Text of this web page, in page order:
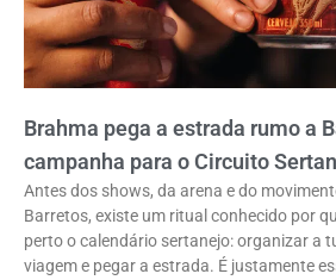
Brahma pega a estrada rumo a
campanha para o Circuito
Antes dos shows, da arena e do
Barretos, existe um ritual conhecido por
perto o calendário sertanejo: organizar a
viagem e pegar a estrada. É justamente